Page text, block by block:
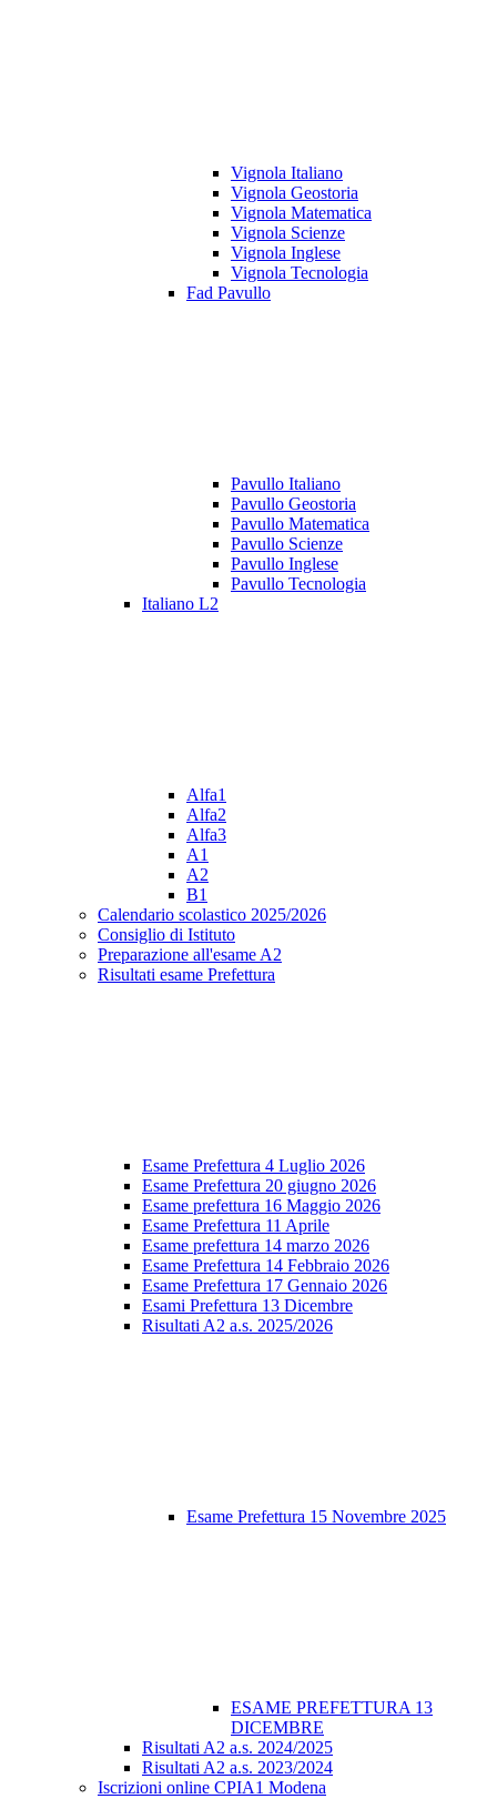
Vignola Italiano
Vignola Geostoria
Vignola Matematica
Vignola Scienze
Vignola Inglese
Vignola Tecnologia
Fad Pavullo
Pavullo Italiano
Pavullo Geostoria
Pavullo Matematica
Pavullo Scienze
Pavullo Inglese
Pavullo Tecnologia
Italiano L2
Alfa1
Alfa2
Alfa3
A1
A2
B1
Calendario scolastico 2025/2026
Consiglio di Istituto
Preparazione all'esame A2
Risultati esame Prefettura
Esame Prefettura 4 Luglio 2026
Esame Prefettura 20 giugno 2026
Esame prefettura 16 Maggio 2026
Esame Prefettura 11 Aprile
Esame prefettura 14 marzo 2026
Esame Prefettura 14 Febbraio 2026
Esame Prefettura 17 Gennaio 2026
Esami Prefettura 13 Dicembre
Risultati A2 a.s. 2025/2026
Esame Prefettura 15 Novembre 2025
ESAME PREFETTURA 13
DICEMBRE
Risultati A2 a.s. 2024/2025
Risultati A2 a.s. 2023/2024
Iscrizioni online CPIA1 Modena